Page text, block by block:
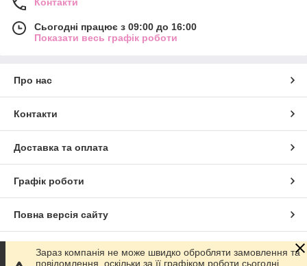
Сьогодні працює з 09:00 до 16:00
Показати весь графік роботи
Про нас
Контакти
Доставка та оплата
Графік роботи
Повна версія сайту
Сайт створено на маркетплейсі Prom.ua
Зараз компанія не може швидко обробляти замовлення та
повідомлення, оскільки за її графіком роботи сьогодні